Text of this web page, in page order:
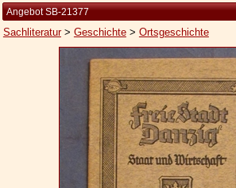
Kleine Kulturgeschichte
Die Brockhaus Auflagen
Die Meyer Auflagen
Angebot SB-21377
Sachliteratur> Geschichte> Ortsgeschichte